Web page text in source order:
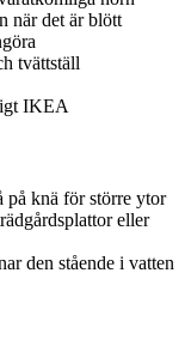
när det är blött
tvättställ
IKEA
på knä för större ytor
eller
den stående i vatten